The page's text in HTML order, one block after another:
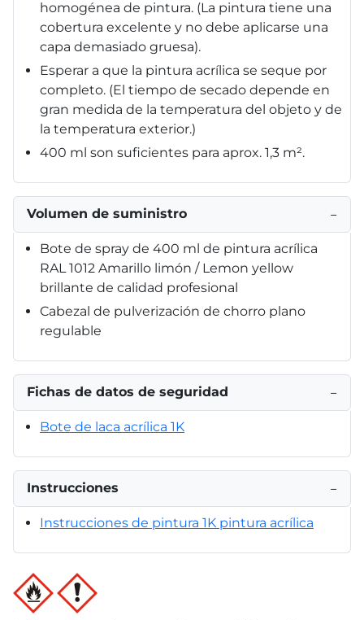
homogénea de pintura. (La pintura tiene una
cobertura excelente y no debe aplicarse una
capa demasiado gruesa).
Esperar a que la pintura acrílica se seque por
completo. (El tiempo de secado depende en
gran medida de la temperatura del objeto y de
la temperatura exterior.)
400 ml son suficientes para aprox. 1,3 m².
Volumen de suministro −
Bote de spray de 400 ml de pintura acrílica
RAL 1012 Amarillo limón / Lemon yellow
brillante de calidad profesional
Cabezal de pulverización de chorro plano
regulable
Fichas de datos de seguridad −
Bote de laca acrílica 1K
Instrucciones −
Instrucciones de pintura 1K pintura acrílica